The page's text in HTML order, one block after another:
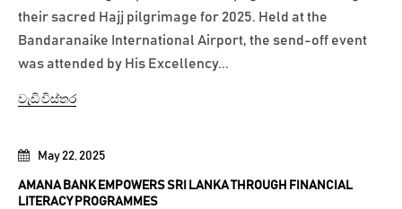
May 22, 2025
AMANA BANK EMPOWERS SRI LANKA THROUGH FINANCIAL
LITERACY PROGRAMMES
their sacred Hajj pilgrimage for 2025. Held at the
Bandaranaike International Airport, the send-off event
was attended by His Excellency...
වැඩි විස්තර